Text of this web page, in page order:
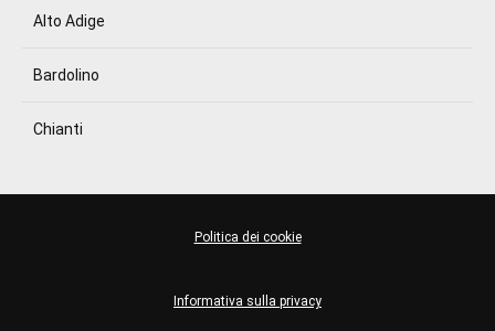
Alto Adige
Bardolino
Chianti
Informativa sulla privacy
Politica dei cookie